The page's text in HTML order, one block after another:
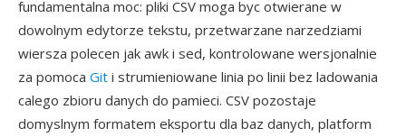
fundamentalna moc: pliki CSV moga byc otwierane w
dowolnym edytorze tekstu, przetwarzane narzedziami
wiersza polecen jak awk i sed, kontrolowane wersjonalnie
za pomoca Git i strumieniowane linia po linii bez ladowania
calego zbioru danych do pamieci. CSV pozostaje
domyslnym formatem eksportu dla baz danych, platform